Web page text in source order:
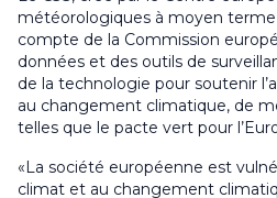
météorologiques à moyen terme
compte de la Commission
données et des outils de
de la technologie pour soutenir
au changement climatique, de
telles que le pacte vert pour
«La société européenne est
climat et au changement